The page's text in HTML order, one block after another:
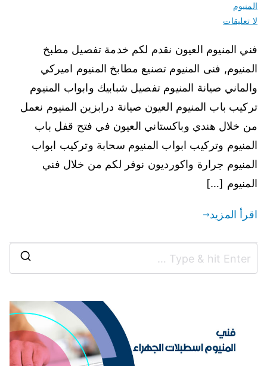
المنيوم
لا تعليقات
فني المنيوم العيون نقدم لكم خدمة تفصيل مطبخ
المنيوم, فنى المنيوم تصنيع مطابخ المنيوم اميركي
والماني صيانة المنيوم تفصيل شبابيك وابواب المنيوم
تركيب باب المنيوم العيون صيانة درابزين المنيوم نعمل
من خلال هندي وباكستاني العيون في فتح قفل باب
المنيوم وتركيب ابواب المنيوم سحابة وتركيب ابواب
المنيوم جرارة واكورديون نوفر لكم من خلال فني
المنيوم […]
اقرأ المزيد